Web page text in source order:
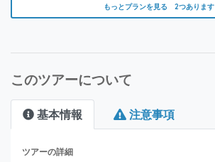
もっとプランを見る 2つあります
このツアーについて
基本情報 注意事項
ツアーの詳細